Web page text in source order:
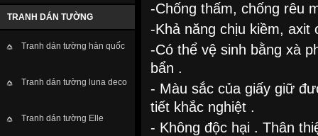
TRANH DÁN TƯỜNG
Tranh dán tường hàn quốc
Tranh dán tường luna deco
Tranh dán tường Elle
Giấy Dán Tường
Miracle PN5116-5
Miracle NL11507
Giấy Dán Tường
-Chống thấm, chống rêu
-Khả năng chịu kiềm, axit
-Có thể vệ sinh bằng xà
bẩn .
- Màu sắc của giấy giữ
tiết khắc nghiệt .
- Không độc hại . Thân